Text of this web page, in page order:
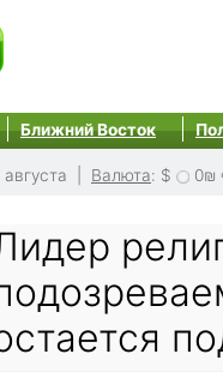
Ближний Восток
| Валюта: $ 0₪